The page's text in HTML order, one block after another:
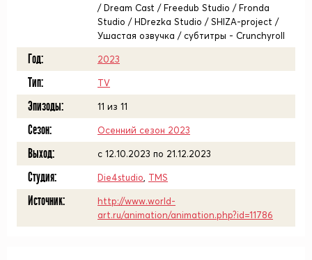
/ Dream Cast / Freedub Studio / Fronda
Studio / HDrezka Studio / SHIZA-project /
Ушастая озвучка / субтитры - Crunchyroll
Год: 2023
Тип: TV
Эпизоды: 11 из 11
Сезон: Осенний сезон 2023
Выход: c 12.10.2023 по 21.12.2023
Студия: Die4studio TMS
Источник:
http://www.world-
art.ru/animation/animation.php?id=11786